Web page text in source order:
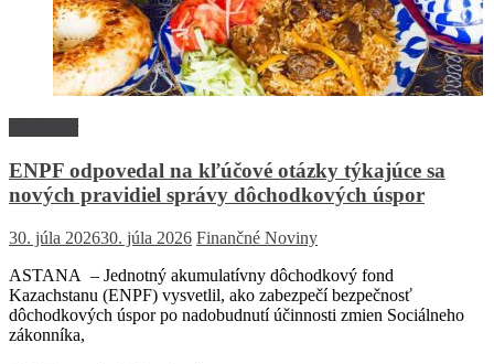
ENPF odpovedal na kľúčové otázky týkajúce sa
nových pravidiel správy dôchodkových úspor
30. júla 202630. júla 2026 Finančné Noviny
ASTANA – Jednotný akumulatívny dôchodkový fond
Kazachstanu (ENPF) vysvetlil, ako zabezpečí bezpečnosť
dôchodkových úspor po nadobudnutí účinnosti zmien Sociálneho
zákonníka,